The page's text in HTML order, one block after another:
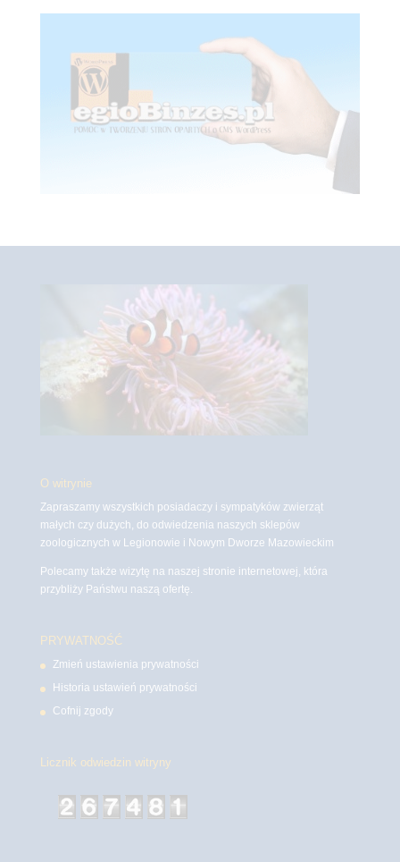
O witrynie
Zapraszamy wszystkich posiadaczy i sympatyków zwierząt
małych czy dużych, do odwiedzenia naszych sklepów
zoologicznych w Legionowie i Nowym Dworze Mazowieckim
Polecamy także wizytę na naszej stronie internetowej, która
przybliży Państwu naszą ofertę.
PRYWATNOŚĆ
Zmień ustawienia prywatności
Historia ustawień prywatności
Cofnij zgody
Licznik odwiedzin witryny